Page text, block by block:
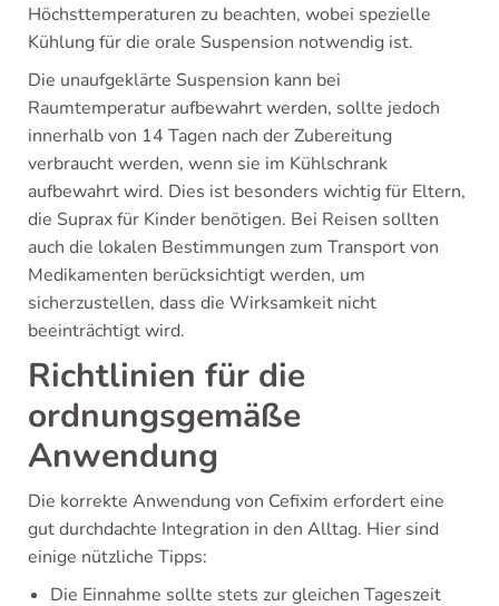
Höchsttemperaturen zu beachten, wobei spezielle
Kühlung für die orale Suspension notwendig ist.
Die unaufgeklärte Suspension kann bei
Raumtemperatur aufbewahrt werden, sollte jedoch
innerhalb von 14 Tagen nach der Zubereitung
verbraucht werden, wenn sie im Kühlschrank
aufbewahrt wird. Dies ist besonders wichtig für Eltern,
die Suprax für Kinder benötigen. Bei Reisen sollten
auch die lokalen Bestimmungen zum Transport von
Medikamenten berücksichtigt werden, um
sicherzustellen, dass die Wirksamkeit nicht
beeinträchtigt wird.
Richtlinien für die
ordnungsgemäße
Anwendung
Die korrekte Anwendung von Cefixim erfordert eine
gut durchdachte Integration in den Alltag. Hier sind
einige nützliche Tipps:
Die Einnahme sollte stets zur gleichen Tageszeit